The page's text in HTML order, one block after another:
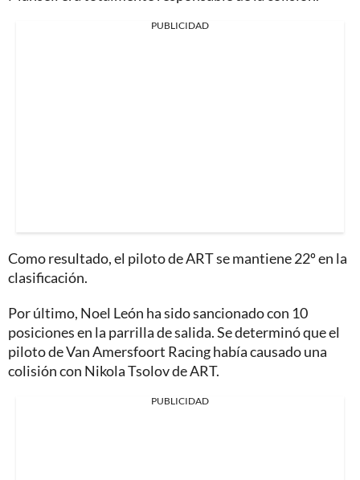
PUBLICIDAD
Como resultado, el piloto de ART se mantiene 22º en la
clasificación.
Por último, Noel León ha sido sancionado con 10
posiciones en la parrilla de salida. Se determinó que el
piloto de Van Amersfoort Racing había causado una
colisión con Nikola Tsolov de ART.
PUBLICIDAD